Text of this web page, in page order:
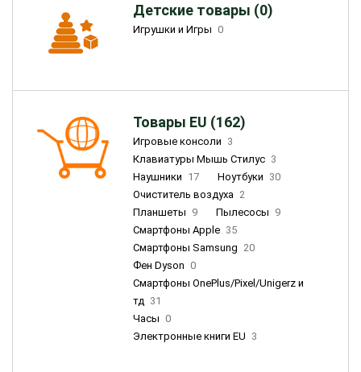
Детские товары (0)
Игрушки и Игры 0
Товары EU (162)
Игровые консоли 3
Клавиатуры Мышь Стилус 3
Наушники 17 Ноутбуки 30
Очиститель воздуха 2
Планшеты 9 Пылесосы 9
Смартфоны Apple 35
Смартфоны Samsung 20
Фен Dyson 0
Смартфоны OnePlus/Pixel/Unigerz и
тд 31
Часы 0
Электронные книги EU 3